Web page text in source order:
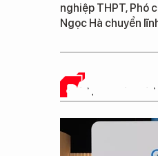
nghiệp THPT, Phó
Ngọc Hà chuyển
ĐÁNH GIÁ